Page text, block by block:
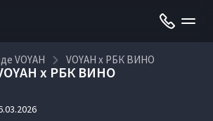
VOYAH VOYAH x РБК ВИНО
x РБК ВИНО